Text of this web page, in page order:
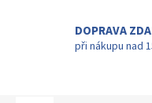
DOPRAVA
při nákupu nad